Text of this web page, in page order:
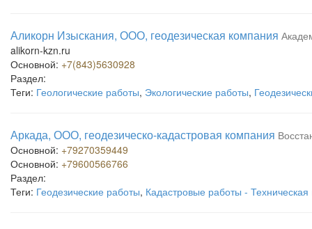
Аликорн Изыскания, ООО, геодезическая компания
alikorn-kzn.ru
Основной: +7(843)5630928
Раздел:
Теги: Геологические работы, Экологические работы,
Аркада, ООО, геодезическо-кадастровая компания
Основной: +79270359449
Основной: +79600566766
Раздел:
Теги: Геодезические работы, Кадастровые работы - Техническая